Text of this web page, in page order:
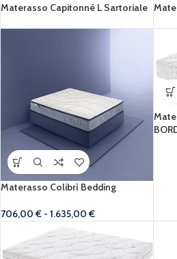
Materasso Capitonné L Sartoriale
Materasso Colibrì Bedding
706,00€ - 1.635,00€